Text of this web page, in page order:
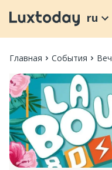
ru
Главная События